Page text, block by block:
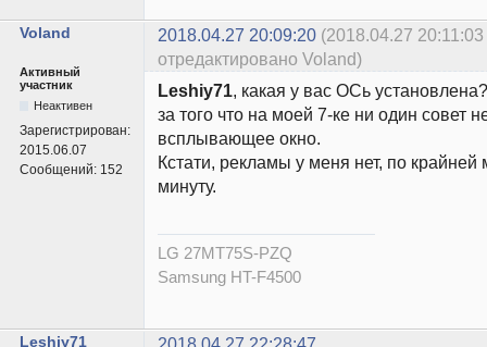
Voland 2018.04.27 20:09:20 (2018.04.27 20:11:03
отредактировано Voland)
Активный
участник
Неактивен
Зарегистрирован:
2015.06.07
Сообщений: 152
Leshiy71, какая у вас ОСь
за того что на моей 7-ке ни один совет
всплывающее окно.
Кстати, рекламы у меня нет, по
минуту.
LG 27MT75S-PZQ
Samsung HT-F4500
Leshiy71